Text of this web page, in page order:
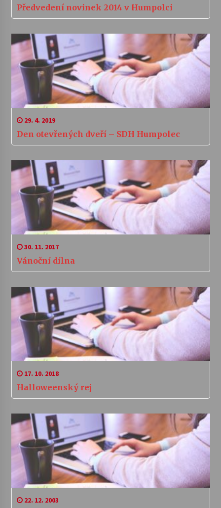
Předvedení novinek 2014 v Humpolci
29. 4. 2019
Den otevřených dveří – SDH Humpolec
30. 11. 2017
Vánoční dílna
17. 10. 2018
Halloweenský rej
22. 12. 2003